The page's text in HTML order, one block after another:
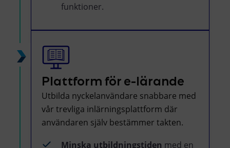
funktioner.
Plattform för e-lärande
Utbilda nyckelanvändare snabbare med
vår trevliga inlärningsplattform där
användaren själv bestämmer takten.
Minska utbildningstiden med en